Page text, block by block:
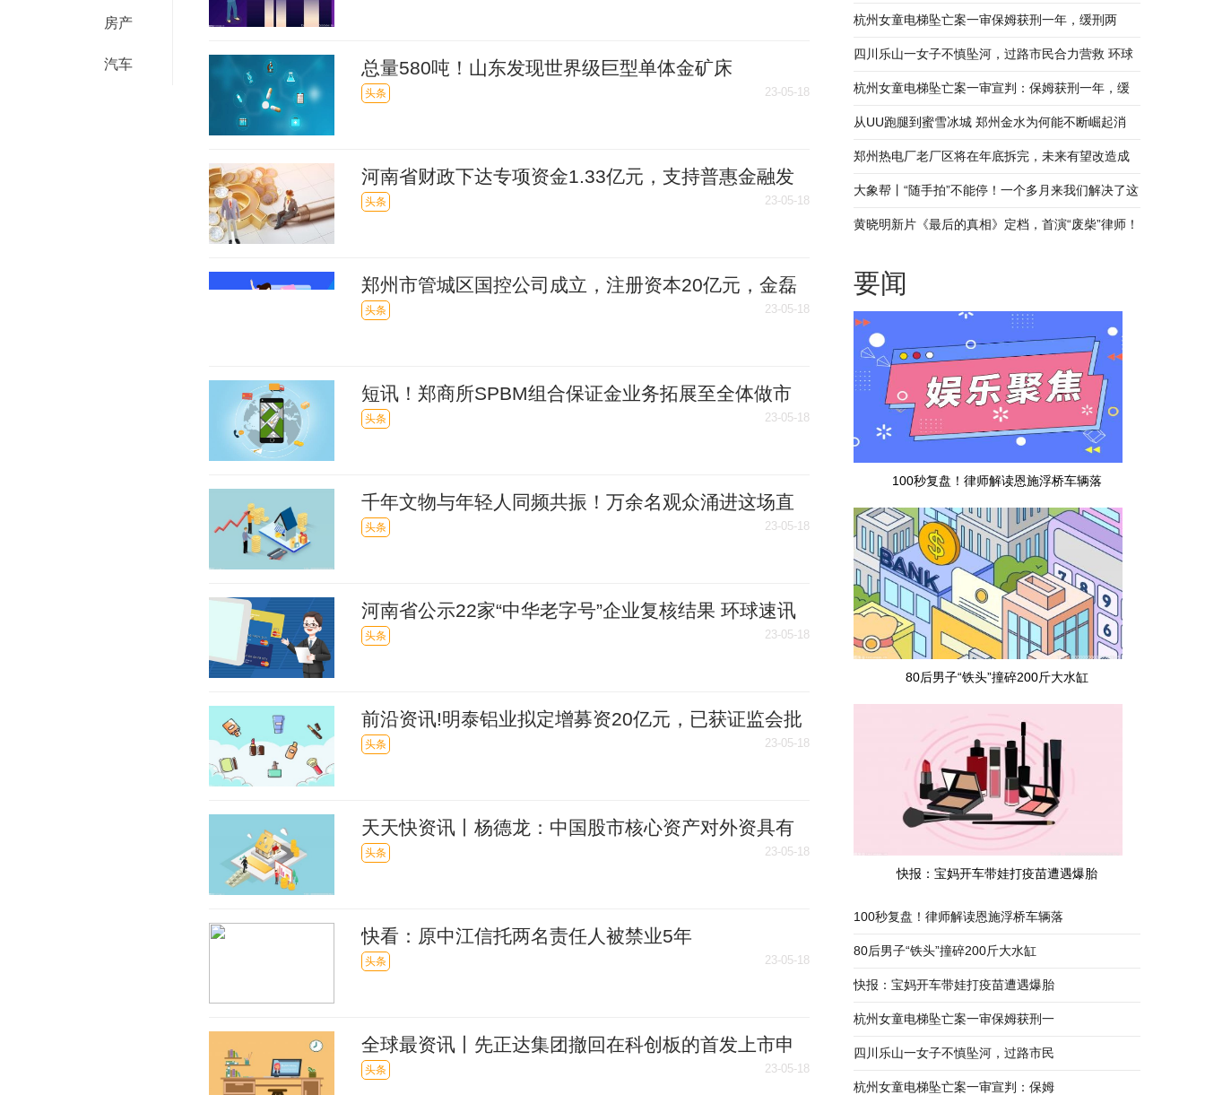
房产
汽车 总量580吨！山东发现世界级巨型单体金矿床
头条 23-05-18
河南省财政下达专项资金1.33亿元，支持普惠金融发
展
头条 23-05-18
郑州市管城区国控公司成立，注册资本20亿元，金磊
任董事长 今日看点
头条 23-05-18
短讯！郑商所SPBM组合保证金业务拓展至全体做市
商
头条 23-05-18
千年文物与年轻人同频共振！万余名观众涌进这场直
播感知博物馆魅力_天天快讯
头条 23-05-18
河南省公示22家“中华老字号”企业复核结果 环球速讯
头条 23-05-18
前沿资讯!明泰铝业拟定增募资20亿元，已获证监会批
复
头条 23-05-18
天天快资讯丨杨德龙：中国股市核心资产对外资具有
较大吸引力
头条 23-05-18
快看：原中江信托两名责任人被禁业5年
头条 23-05-18
全球最资讯丨先正达集团撤回在科创板的首发上市申
请 上交所回应
头条 23-05-18
停车帮忙
杭州女童电梯坠亡案一审保姆获刑一年，缓刑两
年，父亲：会继续抗诉 聚看点
四川乐山一女子不慎坠河，过路市民合力营救 环球
聚焦
杭州女童电梯坠亡案一审宣判：保姆获刑一年，缓
刑两年 父亲深夜给女儿写信
从UU跑腿到蜜雪冰城 郑州金水为何能不断崛起消
费“新势力”|豫观察_全球速看
郑州热电厂老厂区将在年底拆完，未来有望改造成
新地标，专家建议“保留式改造”
大象帮丨“随手拍”不能停！一个多月来我们解决了这
些事儿……_环球速看料
黄晓明新片《最后的真相》定档，首演“废柴”律师！
要闻
100秒复盘！律师解读恩施浮桥车辆落
80后男子“铁头”撞碎200斤大水缸
快报：宝妈开车带娃打疫苗遭遇爆胎
100秒复盘！律师解读恩施浮桥车辆落
80后男子“铁头”撞碎200斤大水缸
快报：宝妈开车带娃打疫苗遭遇爆胎
杭州女童电梯坠亡案一审保姆获刑一
四川乐山一女子不慎坠河，过路市民
杭州女童电梯坠亡案一审宣判：保姆